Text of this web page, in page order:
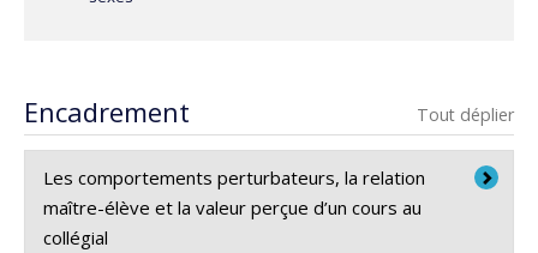
Encadrement Tout déplier
Les comportements perturbateurs, la relation
maître-élève et la valeur perçue d’un cours au
collégial